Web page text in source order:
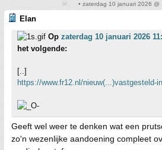
• zaterdag 10 januari 2026 @
Elan
Op zaterdag 10 januari 2026
het volgende:
[..]
https://www.fr12.nl/nieuw(...)vastgesteld-
Geeft wel weer te denken wat een
zo'n wezenlijke aandoening compleet